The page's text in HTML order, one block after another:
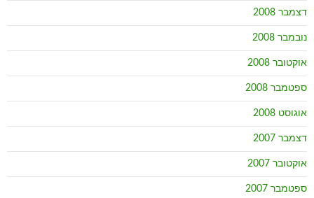
דצמבר 2008
נובמבר 2008
אוקטובר 2008
ספטמבר 2008
אוגוסט 2008
דצמבר 2007
אוקטובר 2007
ספטמבר 2007